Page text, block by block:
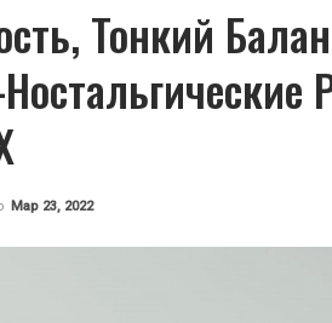
Тонкий
Мар 23, 2022